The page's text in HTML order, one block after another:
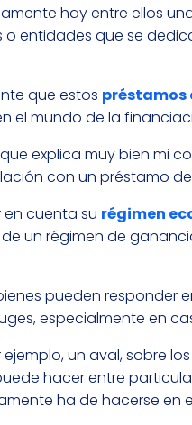
hay entre ellos
entidades que se
que estos préstamos
el mundo de la
explica muy bien mi
con un préstamo
cuenta su régimen
un régimen de
pueden responder
especialmente en
ejemplo, un aval, sobre
hacer entre
ha de hacerse en